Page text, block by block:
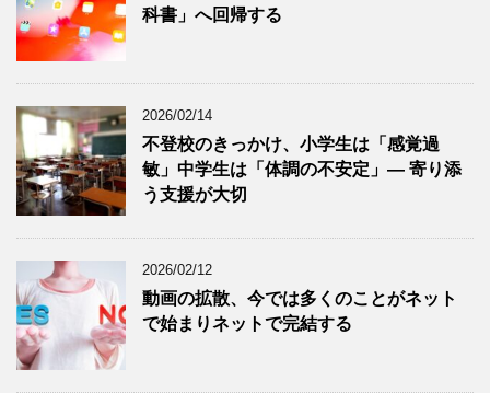
科書」へ回帰する
2026/02/14
不登校のきっかけ、小学生は「感覚過
敏」中学生は「体調の不安定」― 寄り添
う支援が大切
2026/02/12
動画の拡散、今では多くのことがネット
で始まりネットで完結する